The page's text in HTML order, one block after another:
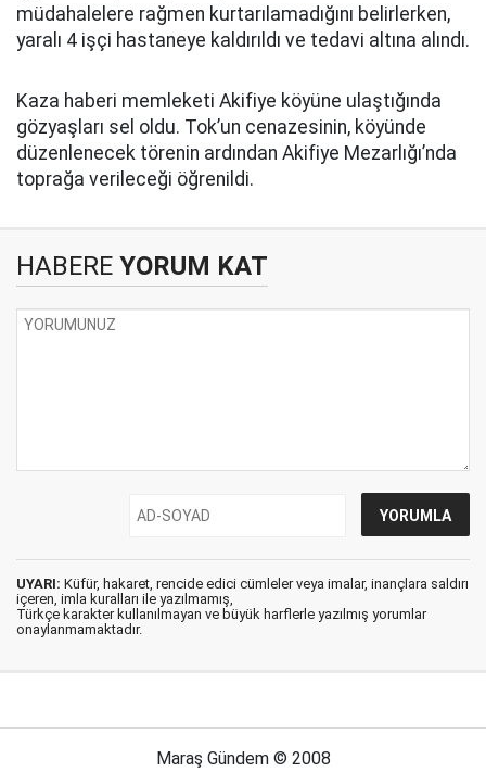
müdahalelere rağmen kurtarılamadığını belirlerken,
yaralı 4 işçi hastaneye kaldırıldı ve tedavi altına alındı.
Kaza haberi memleketi Akifiye köyüne ulaştığında
gözyaşları sel oldu. Tok’un cenazesinin, köyünde
düzenlenecek törenin ardından Akifiye Mezarlığı’nda
toprağa verileceği öğrenildi.
HABERE YORUM KAT
UYARI: Küfür, hakaret, rencide edici cümleler veya imalar, inançlara saldırı
içeren, imla kuralları ile yazılmamış,
Türkçe karakter kullanılmayan ve büyük harflerle yazılmış yorumlar
onaylanmamaktadır.
Maraş Gündem © 2008